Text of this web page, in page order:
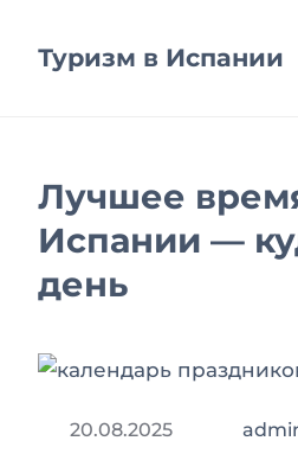
Туризм в Испании
Лучшее
Испании —
день
20.08.2025